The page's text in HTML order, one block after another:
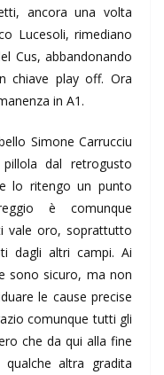
ancora una volta
Lucesoli, rimediano
Cus, abbandonando
chiave play off. Ora
in A1.
Simone Carrucciu
dal retrogusto
lo ritengo un punto
è comunque
vale oro, soprattutto
dagli altri campi. Ai
sono sicuro, ma non
le cause precise
comunque tutti gli
che da qui alla fine
altra gradita